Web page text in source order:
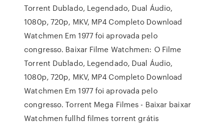
Torrent Dublado, Legendado, Dual Áudio,
1080p, 720p, MKV, MP4 Completo Download
Watchmen Em 1977 foi aprovada pelo
congresso. Baixar Filme Watchmen: O Filme
Torrent Dublado, Legendado, Dual Áudio,
1080p, 720p, MKV, MP4 Completo Download
Watchmen Em 1977 foi aprovada pelo
congresso. Torrent Mega Filmes - Baixar baixar
Watchmen fullhd filmes torrent grátis